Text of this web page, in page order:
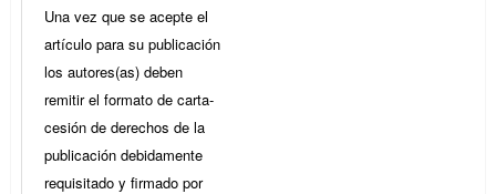
Una vez que se acepte el
artículo para su publicación
los autores(as) deben
remitir el formato de carta-
cesión de derechos de la
publicación debidamente
requisitado y firmado por